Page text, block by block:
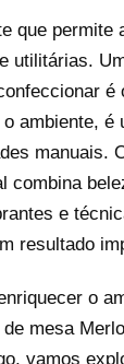
que permite
utilitárias.
é
ambiente, é
manuais.
combina
e
resultado
o
mesa
vamos